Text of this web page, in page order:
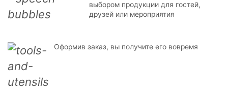
выбором продукции для гостей,
друзей или мероприятия
Оформив заказ, вы получите его вовремя